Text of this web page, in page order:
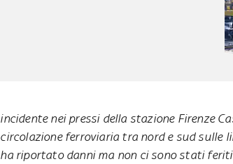
incidente nei pressi della stazione Firenze
circolazione ferroviaria tra nord e sud sulle
ha riportato danni ma non ci sono stati